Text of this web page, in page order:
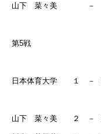
山下 菜々美 －
第5戦
日本体育大学 １ －
山下 菜々美 ２ －